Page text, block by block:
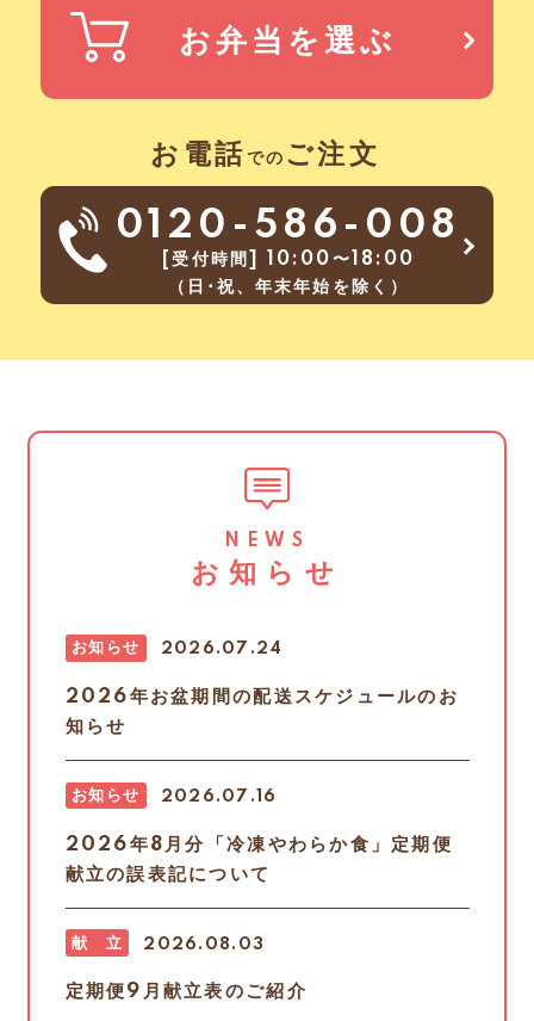
お電話での ご注文
お弁当を選ぶ
0120-586-008
[受付時間] 10:00〜18:00
（日･祝、年末年始を除く）
NEWS
お知らせ
2026.07.24
お知らせ
2026年お盆期間の配送スケジュールのお
知らせ
2026.07.16
お知らせ
2026年8月分「冷凍やわらか食」定期便
献立の誤表記について
2026.08.03
献 立
定期便9月献立表のご紹介